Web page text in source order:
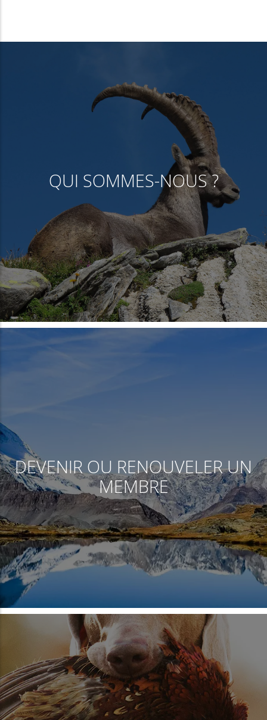
QUI SOMMES-NOUS ?
DEVENIR OU RENOUVELER UN
MEMBRE